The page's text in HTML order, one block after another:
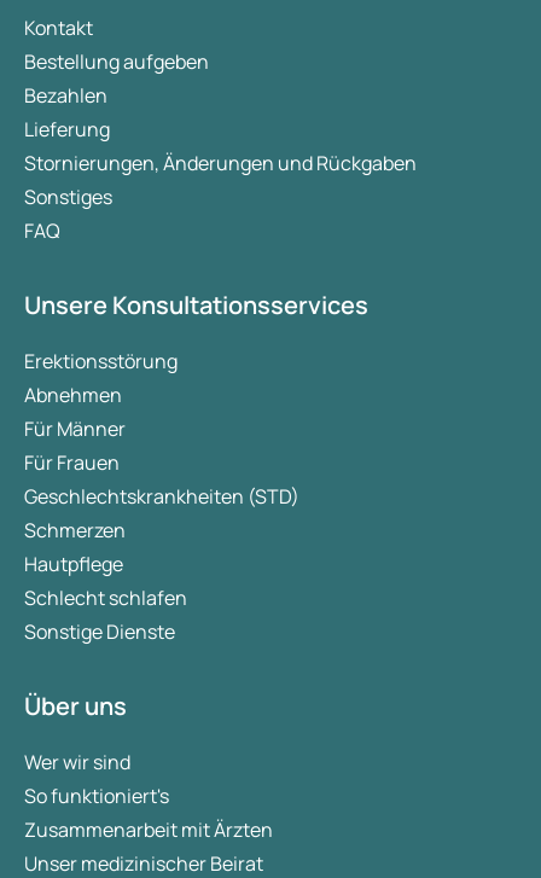
Kontakt
Bestellung aufgeben
Bezahlen
Lieferung
Stornierungen, Änderungen und Rückgaben
Sonstiges
FAQ
Unsere Konsultationsservices
Erektionsstörung
Abnehmen
Für Männer
Für Frauen
Geschlechtskrankheiten (STD)
Schmerzen
Hautpflege
Schlecht schlafen
Sonstige Dienste
Über uns
Wer wir sind
So funktioniert's
Zusammenarbeit mit Ärzten
Unser medizinischer Beirat